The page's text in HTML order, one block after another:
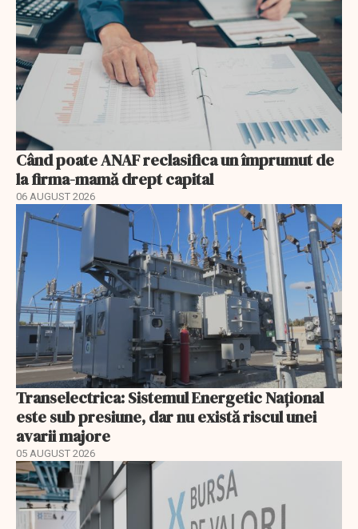
Când poate ANAF reclasifica un împrumut de
la firma-mamă drept capital
06 AUGUST 2026
Transelectrica: Sistemul Energetic Național
este sub presiune, dar nu există riscul unei
avarii majore
05 AUGUST 2026